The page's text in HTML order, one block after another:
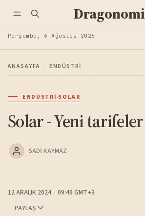
Dragonomi
Perşembe, 6 Ağustos 2026
ANASAYFA › ENDÜSTRI
ENDÜSTRI·SOLAR
Solar - Yeni tarifeler
SADI KAYMAZ
12 ARALIK 2024
09:49 GMT+3
PAYLAŞ